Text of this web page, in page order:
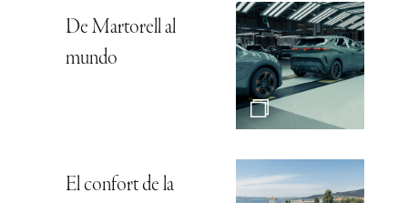
De Martorell al
mundo
El confort de la